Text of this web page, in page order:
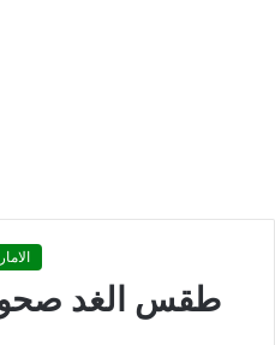
طقس الغد صحو